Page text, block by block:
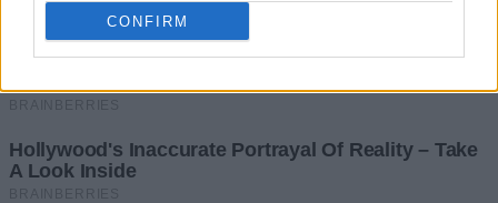
CONFIRM